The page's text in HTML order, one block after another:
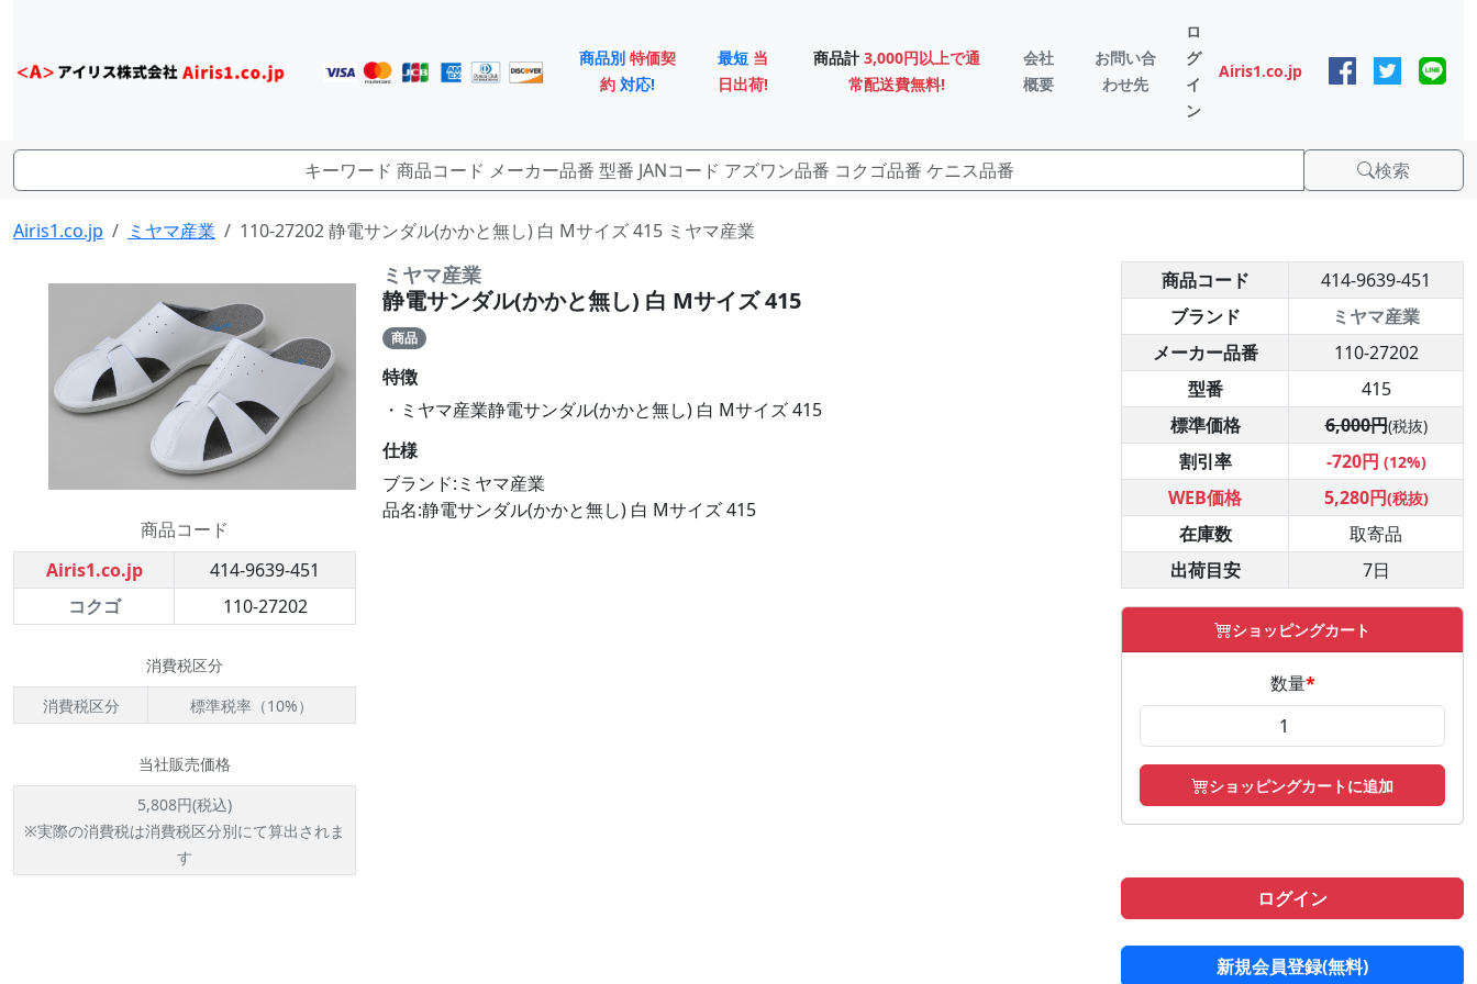
商品別 特価契
約 対応!
最短 当
日出荷!
商品計 3,000円以上で通
常配送費無料!
会社
概要
お問い合
わせ先
ロ
グ
イ
ン
Airis1.co.jp
検索
Airis1.co.jp ミヤマ産業 110-27202 静電サンダル(かかと無し) 白 Mサイズ 415 ミヤマ産業
商品コード
Airis1.co.jp
414-9639-451
コクゴ
110-27202
消費税区分
消費税区分
標準税率（10%）
当社販売価格
5,808円(税込)
※実際の消費税は消費税区分別にて算出されま
す
ミヤマ産業
静電サンダル(かかと無し) 白 Mサイズ 415
商品
特徴
・ミヤマ産業静電サンダル(かかと無し) 白 Mサイズ 415
仕様
ブランド:ミヤマ産業
品名:静電サンダル(かかと無し) 白 Mサイズ 415
商品コード
414-9639-451
ブランド
ミヤマ産業
メーカー品番
110-27202
型番
415
標準価格
6,000円(税抜)
割引率 -720円 (12%)
WEB価格 5,280円(税抜)
在庫数
取寄品
出荷目安
7日
ショッピングカート
数量*
ショッピングカートに追加
ログイン
新規会員登録(無料)